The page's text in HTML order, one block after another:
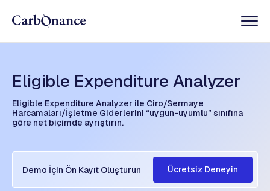
Eligible Expenditure Analyzer
Eligible Expenditure Analyzer ile Ciro/Sermaye
Harcamaları/İşletme Giderlerini “uygun-uyumlu” sınıfına
göre net biçimde ayrıştırın.
Demo İçin Ön Kayıt Oluşturun Ücretsiz Deneyin